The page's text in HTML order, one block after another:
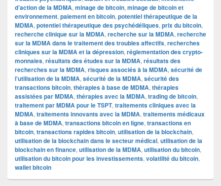
d’action de la MDMA, minage de bitcoin, minage de bitcoin et
environnement, paiement en bitcoin, potentiel thérapeutique de la
MDMA, potentiel thérapeutique des psychédéliques, prix du bitcoin,
recherche clinique sur la MDMA, recherche sur la MDMA, recherche
sur la MDMA dans le traitement des troubles affectifs, recherches
cliniques sur la MDMA et la dépression, réglementation des crypto-
monnaies, résultats des études sur la MDMA, résultats des
recherches sur la MDMA, risques associés à la MDMA, sécurité de
l'utilisation de la MDMA, sécurité de la MDMA, sécurité des
transactions bitcoin, thérapies à base de MDMA, thérapies
assistées par MDMA, thérapies avec la MDMA, trading de bitcoin,
traitement par MDMA pour le TSPT, traitements cliniques avec la
MDMA, traitements innovants avec la MDMA, traitements médicaux
à base de MDMA, transactions bitcoin en ligne, transactions en
bitcoin, transactions rapides bitcoin, utilisation de la blockchain,
utilisation de la blockchain dans le secteur médical, utilisation de la
blockchain en finance, utilisation de la MDMA, utilisation du bitcoin,
utilisation du bitcoin pour les investissements, volatilité du bitcoin,
wallet bitcoin